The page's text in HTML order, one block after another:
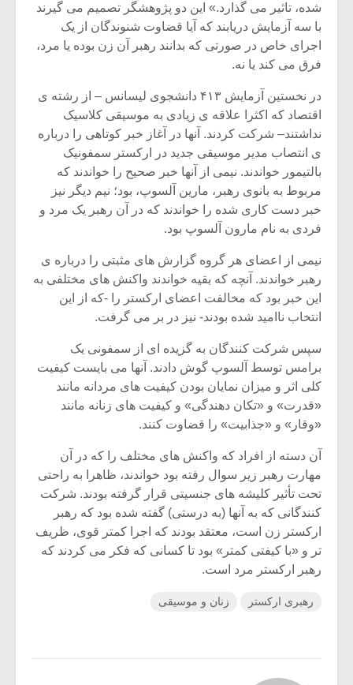
شده، تاثیر می گذارد.» این دو پژوهشگر تصمیم می گیرند
با سه آزمایش دریابند که آیا قضاوت شنوندگان از یک
اجرای خاص در صورتی که بدانند رهبر آن زن بوده یا مرد،
فرق می کند یا نه.
در نخستین آزمایش ۴۱۳ دانشجوی لیسانس – از رشته ی
اقتصاد که اکثرا علاقه ی زیادی به موسیقی کلاسیک
نداشتند– شرکت کردند. آنها در آغاز خبر کوتاهی را درباره
ی انتصاب مدیر موسیقی جدید در ارکستر سمفونیک
بالتیمور خواندند. نیمی از آنها خبر صحیح را خواندند که
مربوط به بانوی رهبر، مارین آلسوپ، بود؛ نیم دیگر نیز
خبر دست کاری شده را خواندند که در آن رهبر یک مرد و
فردی به نام مارون آلسوپ بود.
نیمی از اعضای هر گروه گزارش های مثبتی را درباره ی
رهبر خواندند. آنچه که بقیه خواندند واکنش های مختلفی به
این خبر بود که مخالفت اعضای ارکستر را -که از این
انتخاب ناامید شده بودند- نیز در بر می گرفت.
سپس شرکت کنندگان به گزیده ای از سمفونی یک
برامس توسط آلسوپ گوش دادند. آنها می بایست کیفیت
کلی اثر و میزان نمایان بودن کیفیت های مردانه مانند
«قدرت» و «تکان دهندگی» و کیفیت های زنانه مانند
«وقار» و «جذابیت» را قضاوت کنند.
آن دسته از افراد که واکنش های مختلف را که در آن
مهارت رهبر زیر سوال رفته بود خواندند، ظاهرا به راحتی
تحت تأثیر کلیشه های جنسیتی قرار گرفته بودند. شرکت
کنندگانی که به آنها (به درستی) گفته شده بود که رهبر
ارکستر زن است، معتقد بودند که اجرا کمتر قوی، ظریف
تر و «با کیفتی کمتر» بود تا کسانی که فکر می کردند که
رهبر ارکستر مرد است.
رهبری ارکستر زنان و موسیقی
میکلوش روژا
یادداشتی بر موسیقی
متن فیلم «متری
شیش و نیم»
اگر نمی توانی
مشهورترین باشی،
بدنام ترین باش
موریس ژار
دوره
برگزار